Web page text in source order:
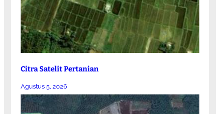
Citra Satelit Pertanian
Agustus 5, 2026